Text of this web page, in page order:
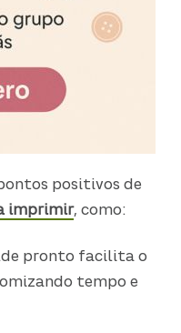
positivos de
imprimir, como:
pronto facilita o
tempo e